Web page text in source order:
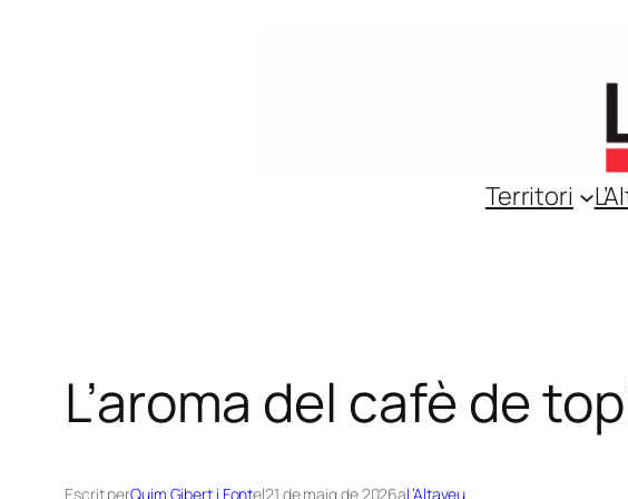
Territori
L’aroma del cafè de
Escrit perQuim Gibert i Fontel21 de maig de 2026aL’Altaveu